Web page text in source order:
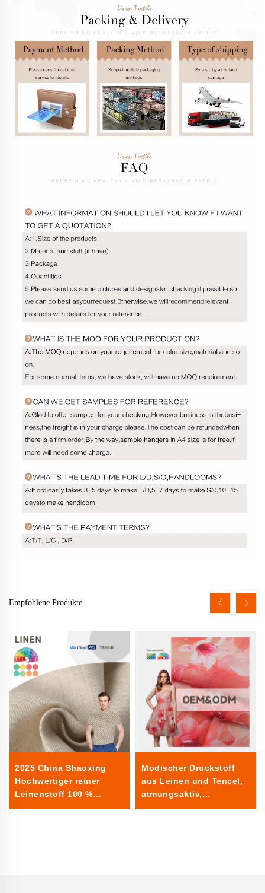
Empfohlene Produkte
2025 China Shaoxing
Hochwertiger reiner
Leinenstoff 100 %
Modischer Druckstoff
aus Leinen und Tencel,
atmungsaktiv,